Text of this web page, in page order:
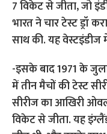
7 विकेट से जीता, जो
भारत ने चार टेस्ट ड्रॉ
साथ की. यह वेस्टइंडीज
-इसके बाद 1971 के
में तीन मैचों की टेस्ट
सीरीज का आखिरी
विकेट से जीता. यह